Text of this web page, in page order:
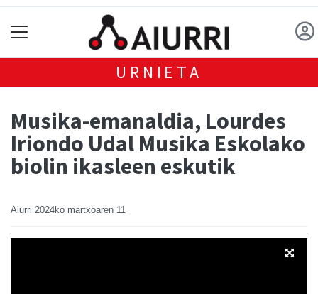
URNIETA
Musika-emanaldia, Lourdes
Iriondo Udal Musika Eskolako
biolin ikasleen eskutik
Aiurri 2024ko martxoaren 11